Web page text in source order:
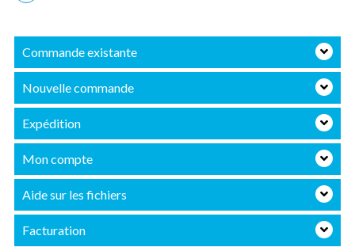
Commande existante
Nouvelle commande
Expédition
Mon compte
Aide sur les fichiers
Facturation